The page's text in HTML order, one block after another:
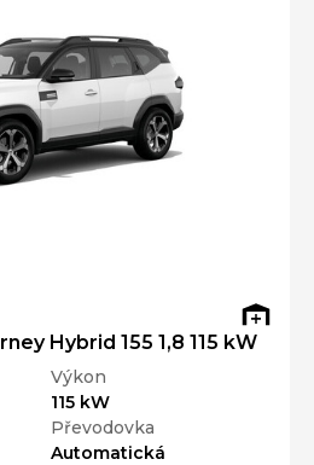
Hybrid 155 1,8 115 kW
Výkon
115 kW
Převodovka
Automatická